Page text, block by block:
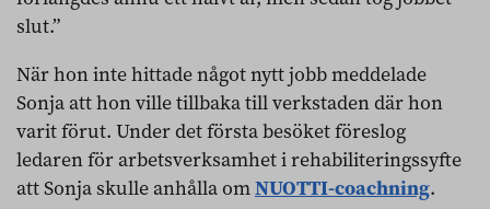
slut.”
När hon inte hittade något nytt jobb meddelade
Sonja att hon ville tillbaka till verkstaden där hon
varit förut. Under det första besöket föreslog
ledaren för arbetsverksamhet i rehabiliteringssyfte
att Sonja skulle anhålla omNUOTTI-coachning.